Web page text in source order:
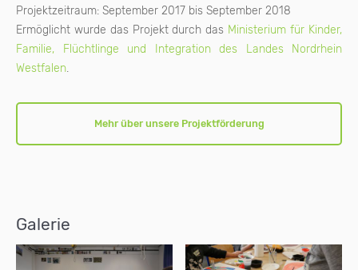
Projektzeitraum: September 2017 bis September 2018
Ermöglicht wurde das Projekt durch das Ministerium für Kinder,
Familie, Flüchtlinge und Integration des Landes Nordrhein
Westfalen.
Mehr über unsere Projektförderung
Galerie